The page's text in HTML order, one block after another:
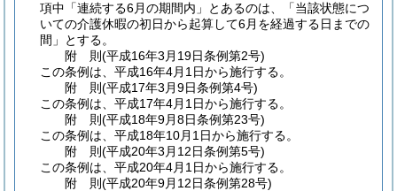
項中「連続する6月の期間内」とあるのは、「当該状態につ
いての介護休暇の初日から起算して6月を経過する日までの
間」とする。
附 則(平成16年3月19日条例第2号)
この条例は、平成16年4月1日から施行する。
附 則(平成17年3月9日条例第4号)
この条例は、平成17年4月1日から施行する。
附 則(平成18年9月8日条例第23号)
この条例は、平成18年10月1日から施行する。
附 則(平成20年3月12日条例第5号)
この条例は、平成20年4月1日から施行する。
附 則(平成20年9月12日条例第28号)